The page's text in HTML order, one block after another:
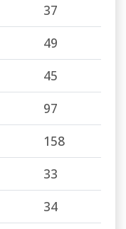
37
49
45
97
158
33
34